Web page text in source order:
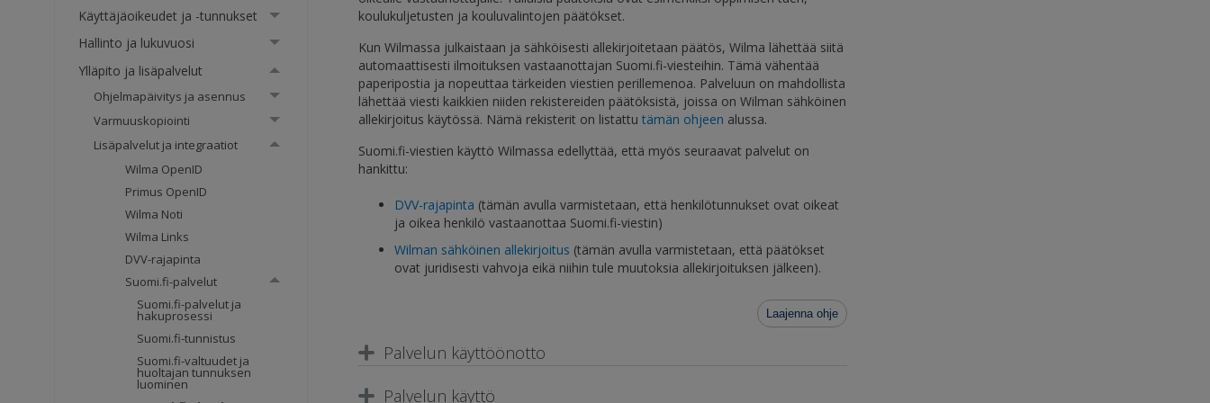
Käyttäjäoikeudet ja -tunnukset
Hallinto ja lukuvuosi
Ylläpito ja lisäpalvelut
Ohjelmapäivitys ja asennus
Varmuuskopiointi
Lisäpalvelut ja integraatiot
Wilma OpenID
Primus OpenID
Wilma Noti
Wilma Links
DVV-rajapinta
Suomi.fi-palvelut
Suomi.fi-palvelut ja
hakuprosessi
Suomi.fi-tunnistus
Suomi.fi-valtuudet ja
huoltajan tunnuksen
luominen
koulukuljetusten ja kouluvalintojen päätökset.
Kun Wilmassa julkaistaan ja sähköisesti allekirjoitetaan päätös, Wilma lähettää siitä
automaattisesti ilmoituksen vastaanottajan Suomi.fi-viesteihin. Tämä vähentää
paperipostia ja nopeuttaa tärkeiden viestien perillemenoa. Palveluun on mahdollista
lähettää viesti kaikkien niiden rekistereiden päätöksistä, joissa on Wilman sähköinen
allekirjoitus käytössä. Nämä rekisterit on listattutämän ohjeen alussa.
Suomi.fi-viestien käyttö Wilmassa edellyttää, että myös seuraavat palvelut on
hankittu:
DVV-rajapinta (tämän avulla varmistetaan, että henkilötunnukset ovat oikeat
ja oikea henkilö vastaanottaa Suomi.fi-viestin)
Wilman sähköinen allekirjoitus (tämän avulla varmistetaan, että päätökset
ovat juridisesti vahvoja eikä niihin tule muutoksia allekirjoituksen jälkeen).
Laajenna ohje
Palvelun käyttöönotto
Palvelun käyttö